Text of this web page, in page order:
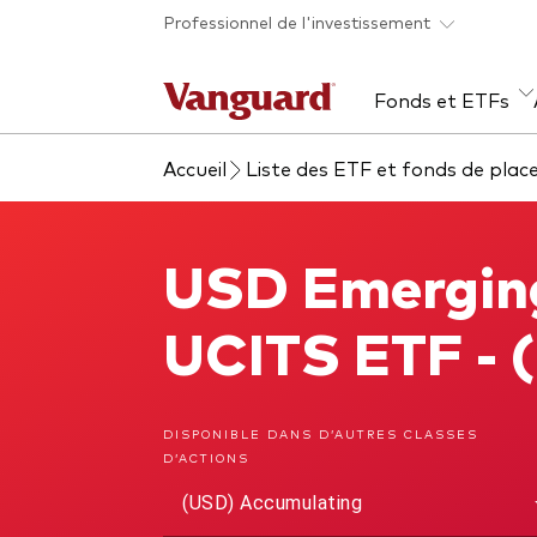
Skip to main content
Professionnel de l'investissement
Fonds et ETFs
Tous les produits
Liste des analyses
À propos de Vanguard
Accueil Liste des ETF et fonds de
USD
UCITS ETF -
DISPONIBLE DANS D’AUTRES CLASSES
D’ACTIONS
(USD) Accumulating